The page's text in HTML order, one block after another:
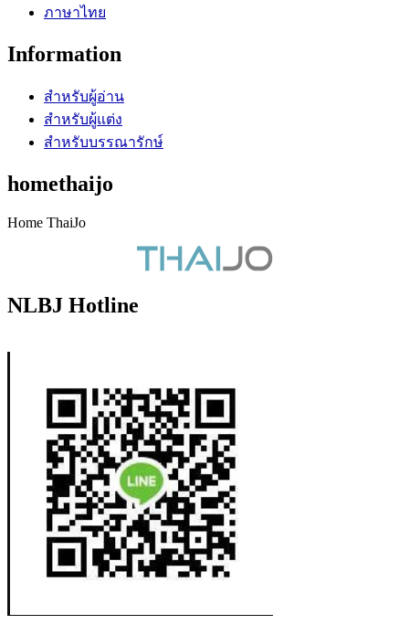
ภาษาไทย
Information
สำหรับผู้อ่าน
สำหรับผู้แต่ง
สำหรับบรรณารักษ์
homethaijo
Home ThaiJo
NLBJ Hotline